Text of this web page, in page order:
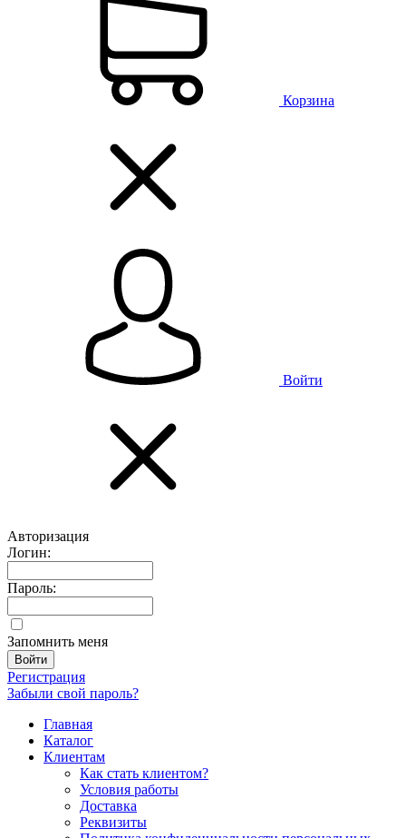
Корзина
Войти
Авторизация
Логин:
Пароль:
Запомнить меня
Регистрация
Забыли свой пароль?
Главная
Каталог
Клиентам
Как стать клиентом?
Условия работы
Доставка
Реквизиты